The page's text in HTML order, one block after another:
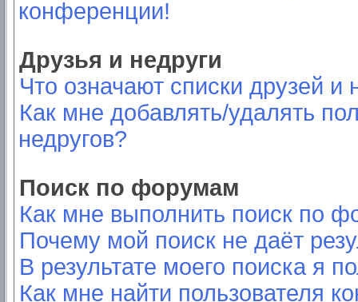
конференции!
Друзья и недруги
Что означают списки друзей и
Как мне добавлять/удалять
недругов?
Поиск по форумам
Как мне выполнить поиск по
Почему мой поиск не даёт
В результате моего поиска я
Как мне найти пользователя